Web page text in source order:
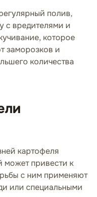
полив,
с вредителями и
которое
заморозков и
количества
картофеля
может привести к
с ним применяют
или специальными